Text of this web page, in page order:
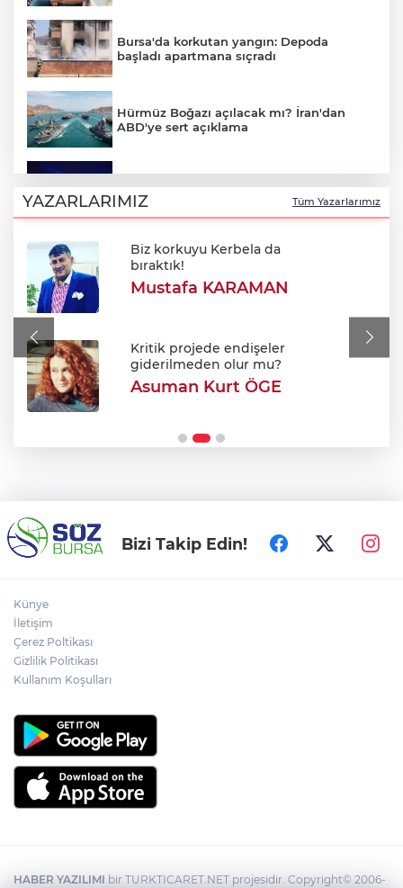
Bursa'da korkutan yangın: Depoda
başladı apartmana sıçradı
Hürmüz Boğazı açılacak mı? İran'dan
ABD'ye sert açıklama
heyecanı: Işıklar sönecek!
700. yıl coşkusu Keles'i sardı: Dev
şenlikte unutulmaz gün!
Bursa’da Sunroof’lu cami ilgi odağı oldu!
YAZARLARIMIZ Tüm Yazarlarımız
Biz korkuyu Kerbela da
bıraktık!
Mustafa KARAMAN
Kritik projede endişeler
giderilmeden olur mu?
Asuman Kurt ÖGE
Bizi Takip Edin!
Künye
İletişim
Çerez Poltikası
Gizlilik Politikası
Kullanım Koşulları
HABER YAZILIMI bir TURKTICARET.NET projesidir. Copyright© 2006-